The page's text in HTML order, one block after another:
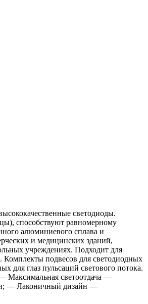
светодиоды.
способствуют равномерному
алюминиевого сплава и
и медицинских зданий,
учреждениях. Подходит для
подвесов для светодиодных
для глаз пульсаций светового потока.
Максимальная светоотдача —
— Лаконичный дизайн —